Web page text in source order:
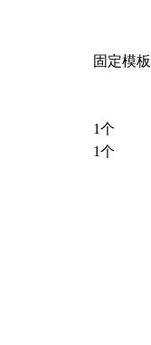
固定模板
1个
1个